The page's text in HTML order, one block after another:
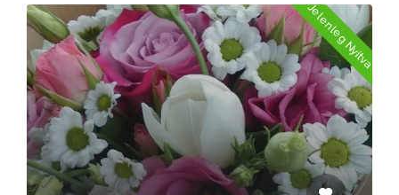
Jelenleg Nyitva